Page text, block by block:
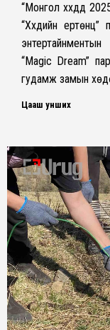
“Монгол хүүхдүүд
“Хүүхдийн
“Magic Dream”
гудамж замын
Цааш унших